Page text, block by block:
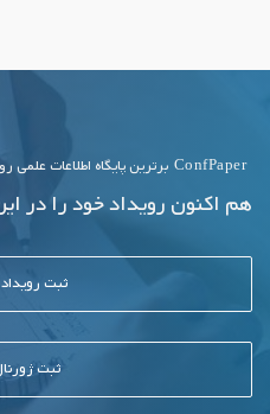
ConfPaper برترین پایگاه اطلاعات علمی
هم اکنون رویداد خود را در
ثبت
ثبت